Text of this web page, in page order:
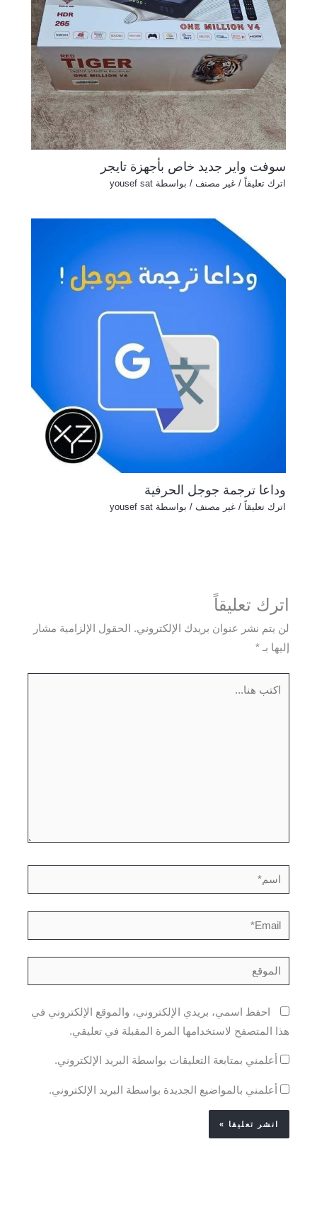
سوفت واير جديد خاص بأجهزة تايجر
اترك تعليقاً /غير مصنف / بواسطة yousef sat
وداعا ترجمة جوجل الحرفية
اترك تعليقاً /غير مصنف / بواسطة yousef sat
اترك تعليقاً
لن يتم نشر عنوان بريدك الإلكتروني.
الحقول الإلزامية مشار
إليها بـ*
اسم*
Email*
الموقع
احفظ اسمي، بريدي الإلكتروني، والموقع الإلكتروني في
هذا المتصفح لاستخدامها المرة المقبلة في تعليقي.
أعلمني بمتابعة التعليقات بواسطة البريد الإلكتروني.
أعلمني بالمواضيع الجديدة بواسطة البريد الإلكتروني.